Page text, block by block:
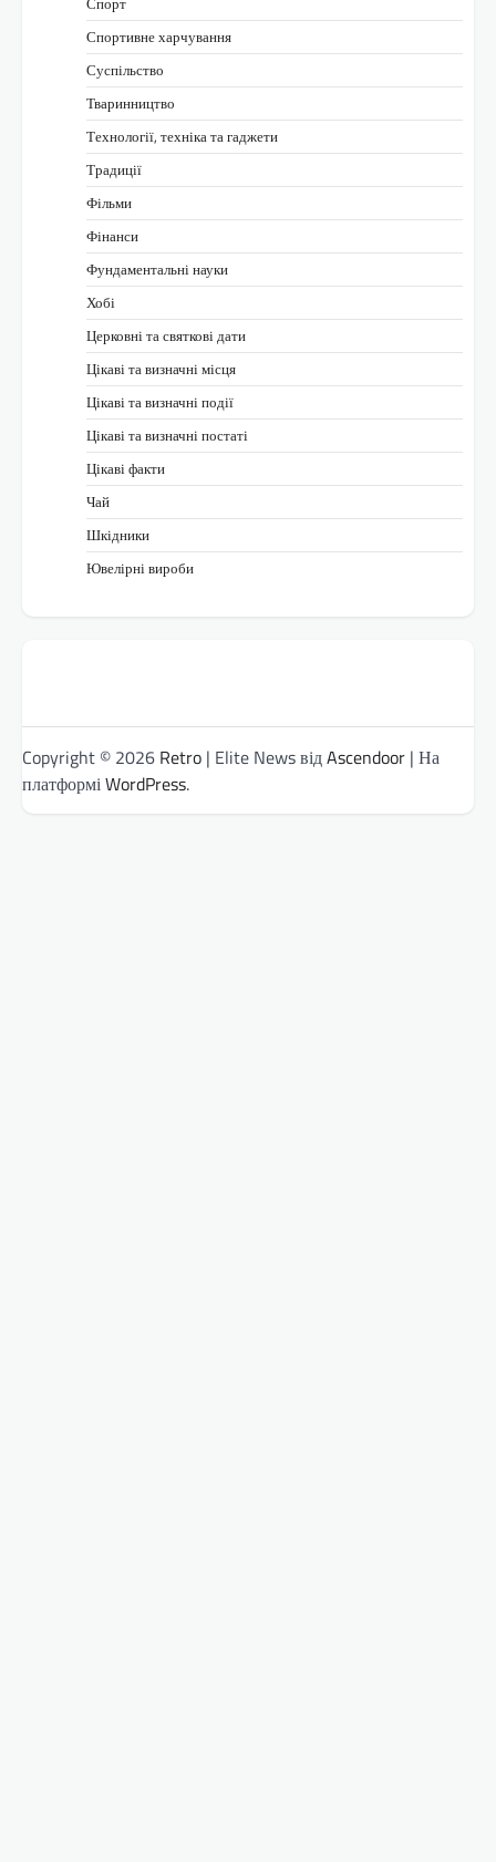
Спортивне харчування
Суспільство
Тваринництво
Технології, техніка та гаджети
Традиції
Фільми
Фінанси
Фундаментальні науки
Хобі
Церковні та святкові дати
Цікаві та визначні місця
Цікаві та визначні події
Цікаві та визначні постаті
Цікаві факти
Чай
Шкідники
Ювелірні вироби
Copyright © 2026 Retro | Elite News відAscendoor | На
платформіWordPress.